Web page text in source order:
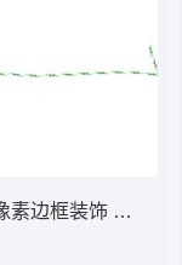
以下
素边框装饰 免费小